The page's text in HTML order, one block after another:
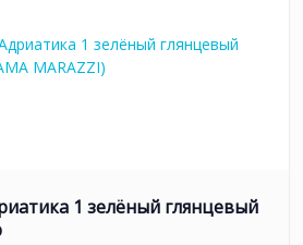
1 зелёный глянцевый